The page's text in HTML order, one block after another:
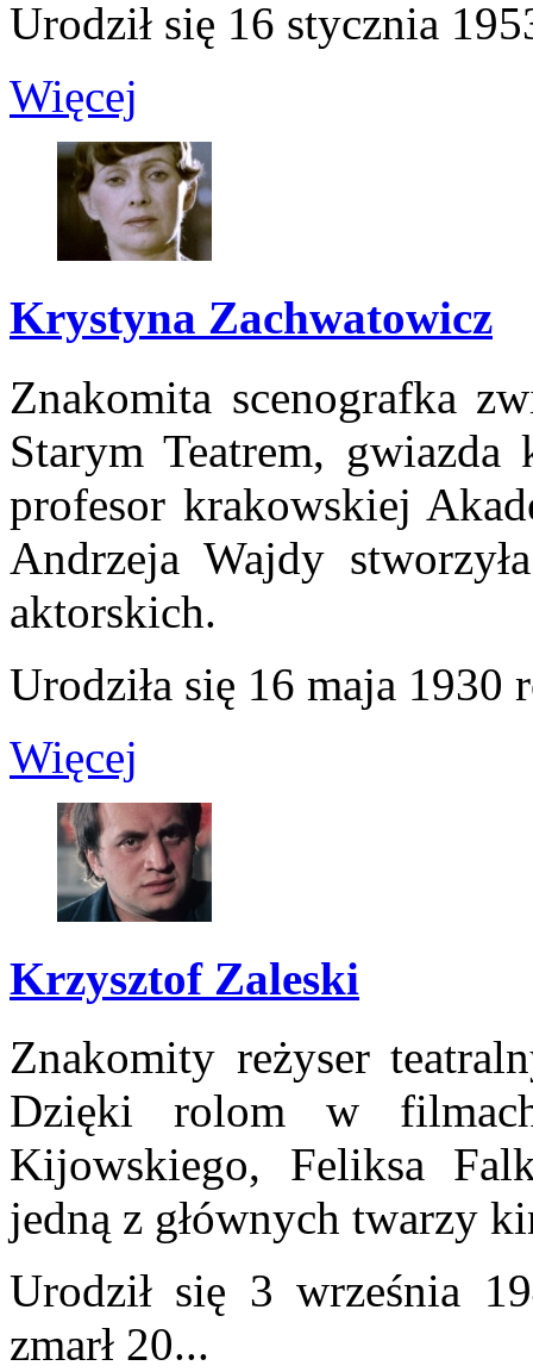
Urodził się 16 stycznia
Więcej
Krystyna Zachwatowicz
Znakomita scenografka
Starym Teatrem,
profesor krakowskiej
Andrzeja Wajdy
aktorskich.
Urodziła się 16 maja 1930
Więcej
Krzysztof Zaleski
Znakomity reżyser
Dzięki rolom w
Kijowskiego, Feliksa
jedną z głównych twarzy
Urodził się 3 września
zmarł 20...